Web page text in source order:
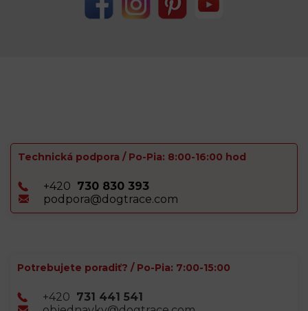
Technická podpora / Po-Pia: 8:00-16:00 hod
+420 730 830 393
podpora@dogtrace.com
Potrebujete poradiť? / Po-Pia: 7:00-15:00
+420 731 441 541